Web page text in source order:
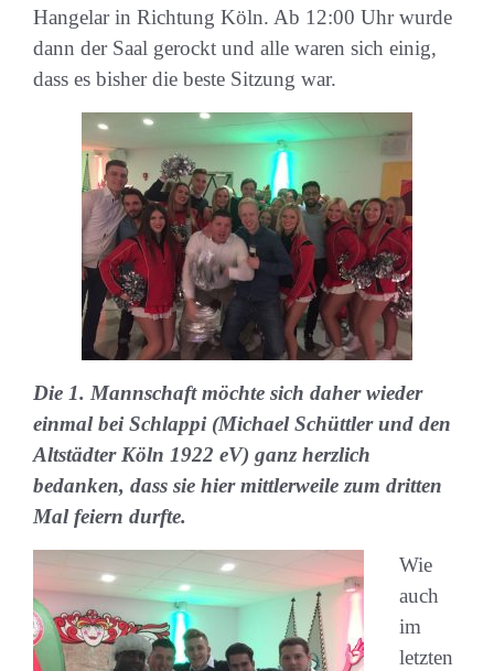
Hangelar in Richtung Köln. Ab 12:00 Uhr wurde
dann der Saal gerockt und alle waren sich einig,
dass es bisher die beste Sitzung war.
Die 1. Mannschaft möchte sich daher wieder
einmal bei Schlappi (Michael Schüttler und den
Altstädter Köln 1922 eV) ganz herzlich
bedanken, dass sie hier mittlerweile zum dritten
Mal feiern durfte.
Wie
auch
im
letzten